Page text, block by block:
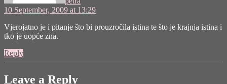
10 September, 2009 at 13:29
Vjerojatno je i pitanje što bi prouzročila istina te što je krajnja istina i
tko je uopće zna.
Reply
Leave a Reply